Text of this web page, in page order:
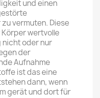
und einen
vermuten. Diese
wertvolle
nicht oder nur
der
Aufnahme
ist das eine
dann, wenn
gerät und dort für